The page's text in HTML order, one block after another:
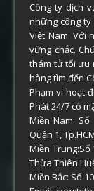
Công ty dịch
những công
Việt Nam. Với
vững chắc.
thám tử tối ưu
hàng tìm đến
Phạm vi hoạt
Phát 24/7 có
Miền Nam:
Quận 1,
Miền Trung:Số
Thừa Thiên
Miền Bắc: Số